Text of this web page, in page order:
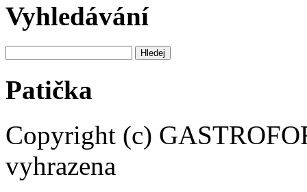
Vyhledávání
Patička
Copyright (c)
vyhrazena